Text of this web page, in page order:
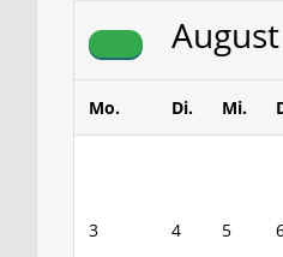
August
Mo. Di. Mi.
3 4 5